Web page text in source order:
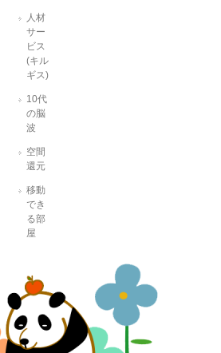
人材
サー
ビス
(キル
ギス)
10代
の脳
波
空間
還元
移動
でき
る部
屋